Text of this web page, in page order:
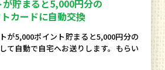
貯まると5,000円分の
カードに自動交換
が5,000ポイント貯まると5,000円分の
て自動で自宅へお送りします。もらい